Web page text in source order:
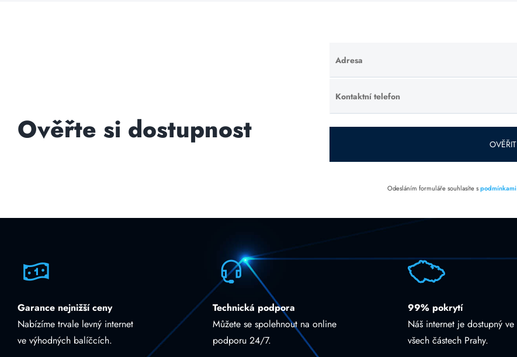
Ověřte si dostupnost
Adresa
Ponechte
toto pole
prázdné.
Kontaktní telefon
Ponechte
toto pole
prázdné.
OVĚŘIT
Odesláním formuláře souhlasíte spodmínkami
Garance nejnižší ceny
Nabízíme trvale levný internet
ve výhodných balíčcích.
Technická podpora
Můžete se spolehnout na online
podporu 24/7.
99% pokrytí
Náš internet je dostupný ve
všech částech Prahy.